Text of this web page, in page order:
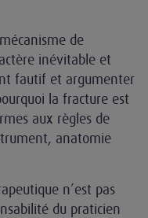
de
inévitable et
fautif et argumenter
la fracture est
aux règles de
anatomie
n’est pas
du praticien